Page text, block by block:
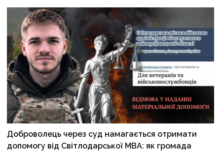
Доброволець через суд намагається отримати
допомогу від Світлодарської МВА: як громада